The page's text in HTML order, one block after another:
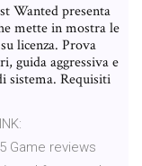
Wanted presenta
mette in mostra le
licenza. Prova
guida aggressiva e
sistema. Requisiti
Game reviews